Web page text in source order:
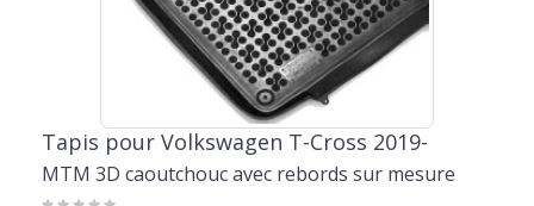
Tapis pour Volkswagen T-Cross 2019-
MTM 3D caoutchouc avec rebords sur mesure